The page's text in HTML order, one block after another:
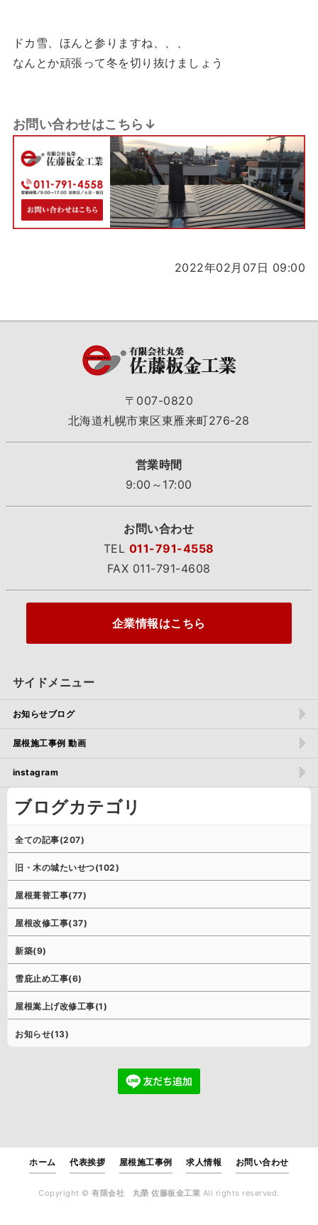
ドカ雪、ほんと参りますね、、、
なんとか頑張って冬を切り抜けましょう
お問い合わせはこちら↓
2022年02月07日 09:00
〒007-0820
北海道札幌市東区東雁来町276-28
営業時間
9:00～17:00
お問い合わせ
TEL 011-791-4558
FAX 011-791-4608
企業情報はこちら
サイドメニュー
お知らせブログ
屋根施工事例 動画
instagram
ブログカテゴリ
全ての記事(207)
旧・木の城たいせつ(102)
屋根葺替工事(77)
屋根改修工事(37)
新築(9)
雪庇止め工事(6)
屋根嵩上げ改修工事(1)
お知らせ(13)
ホーム 代表挨拶 屋根施工事例 求人情報 お問い合わせ
Copyright ©有限会社 丸榮 佐藤板金工業 All rights reserved.